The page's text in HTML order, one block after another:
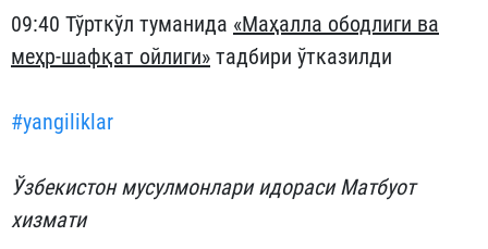
09:40 Тўрткўл туманида «Маҳалла ободлиги ва
меҳр-шафқат ойлиги» тадбири ўтказилди
#yangiliklar
Ўзбекистон мусулмонлари идораси Матбуот
хизмати